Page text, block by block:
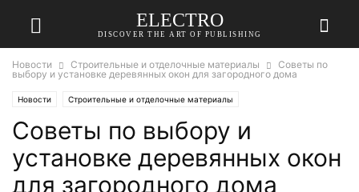
ELECTRO
DISCOVER THE ART OF PUBLISHING
Новости Строительные и отделочные материалы
Советы по
выбору и установке деревянных окон для загородного дома
Новости Строительные и отделочные материалы
Советы по выбору и
установке деревянных окон
для загородного дома